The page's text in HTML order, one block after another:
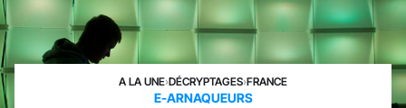
A LA UNE›DÉCRYPTAGES›FRANCE
E-ARNAQUEURS